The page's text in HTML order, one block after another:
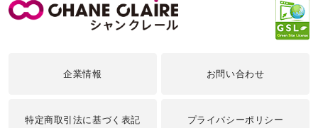
企業情報 お問い合わせ
特定商取引法に基づく表記 プライバシーポリシー